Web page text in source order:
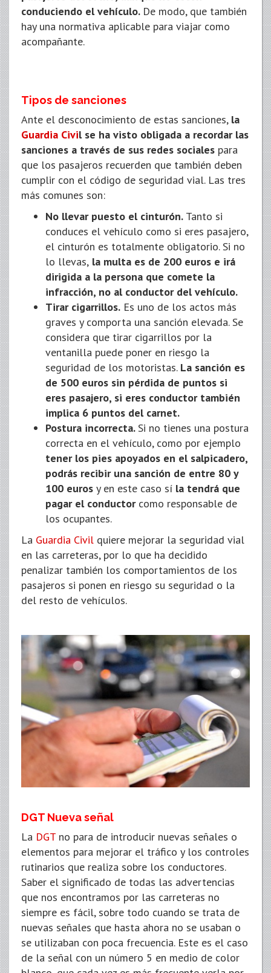
conduciendo el vehículo. De modo, que también
hay una normativa aplicable para viajar como
acompañante.
Tipos de sanciones
Ante el desconocimiento de estas sanciones, la
Guardia Civil se ha visto obligada a recordar las
sanciones a través de sus redes sociales para
que los pasajeros recuerden que también deben
cumplir con el código de seguridad vial. Las tres
más comunes son:
No llevar puesto el cinturón. Tanto si
conduces el vehículo como si eres pasajero,
el cinturón es totalmente obligatorio. Si no
lo llevas, la multa es de 200 euros e irá
dirigida a la persona que comete la
infracción, no al conductor del vehículo.
Tirar cigarrillos. Es uno de los actos más
graves y comporta una sanción elevada. Se
considera que tirar cigarrillos por la
ventanilla puede poner en riesgo la
seguridad de los motoristas. La sanción es
de 500 euros sin pérdida de puntos si
eres pasajero, si eres conductor también
implica 6 puntos del carnet.
Postura incorrecta. Si no tienes una postura
correcta en el vehículo, como por ejemplo
tener los pies apoyados en el salpicadero,
podrás recibir una sanción de entre 80 y
100 euros y en este caso sí la tendrá que
pagar el conductor como responsable de
los ocupantes.
La Guardia Civil quiere mejorar la seguridad vial
en las carreteras, por lo que ha decidido
penalizar también los comportamientos de los
pasajeros si ponen en riesgo su seguridad o la
del resto de vehículos.
DGT Nueva señal
La DGT no para de introducir nuevas señales o
elementos para mejorar el tráfico y los controles
rutinarios que realiza sobre los conductores.
Saber el significado de todas las advertencias
que nos encontramos por las carreteras no
siempre es fácil, sobre todo cuando se trata de
nuevas señales que hasta ahora no se usaban o
se utilizaban con poca frecuencia. Este es el caso
de la señal con un número 5 en medio de color